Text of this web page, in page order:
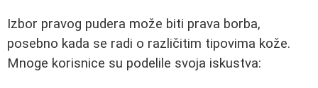
Izbor pravog pudera može biti prava borba,
posebno kada se radi o različitim tipovima kože.
Mnoge korisnice su podelile svoja iskustva: